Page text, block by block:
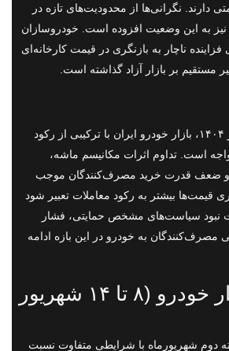
نگرانی‌ها از محدودیت‌های تازه در
به این وضعیت افزوده است. خودروسازان
ناچار به بازنگری در قیمت کارخانه‌ای
مستقیم بر بازار آزاد گذاشته است.
در بازه ۱۵ تا ۲۱ شهریور ۱۴۰۴، بازار خودرو ایران با ترکیبی از رکود
است. تداوم اثرات مکانیسم ماشه،
و ضعف قدرت خرید مصرف‌کنندگان موجب
بیشتر به رکود معاملات تعبیر شود
نبود سیاست‌های مشخص حمایتی، فشار
به خودرو در این بازه ادامه
پیش بینی بازار خودرو (۸ تا ۱۴ شهریور
دوم شهریورماه با شرایطی متفاوت نسبت